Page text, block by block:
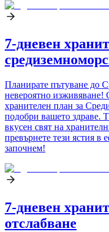
7-дневен
Планирате пътуване до
невероятно изживяване!
хранителен план за
подобри вашето здраве.
вкусен свят на
превърнете тези ястия в
започнем!
7-дневен
отслабване